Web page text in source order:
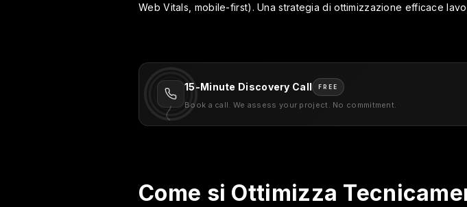
Web Vitals, mobile-first). Una strategia di ottimizzazione efficace
15-Minute Discovery Call FREE
Book a call. We assess your project. No commitment.
Come si Ottimizza